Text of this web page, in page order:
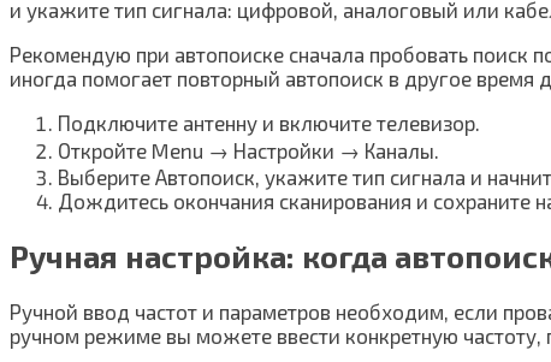
и укажите тип сигнала: цифровой, аналоговый или
Рекомендую при автопоиске сначала пробовать поиск
иногда помогает повторный автопоиск в другое время
Подключите антенну и включите телевизор.
Откройте Menu → Настройки → Каналы.
Выберите Автопоиск, укажите тип сигнала и
Дождитесь окончания сканирования и сохраните
Ручная настройка: когда
Ручной ввод частот и параметров необходим, если
ручном режиме вы можете ввести конкретную частоту,